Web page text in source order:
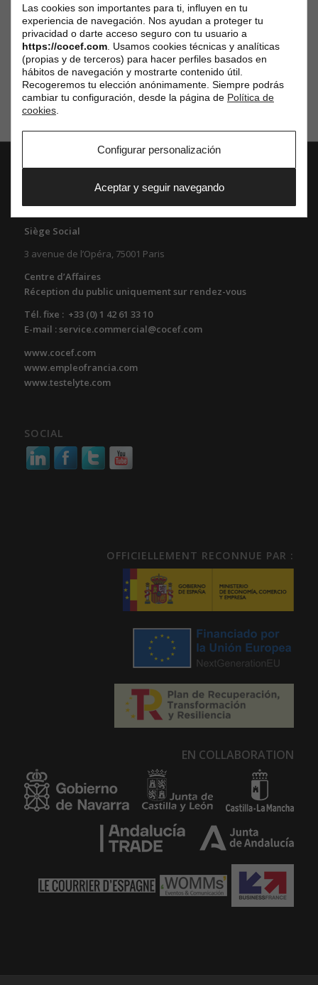
Chambre Officielle de Commerce d’Espagne en France
Siège Social
3 avenue de l’Opéra, 75001 Paris
Centre d’Affaires
Réception du public uniquement sur rendez-vous
Tél. fixe : +33 (0) 1 42 61 33 10
E-mail : service.commercial@cocef.com
www.cocef.com
www.empleofrancia.com
www.testelyte.com
SOCIAL
OFFICIELLEMENT RECONNUE PAR :
EN COLLABORATION
Las cookies son importantes para ti, influyen en tu
experiencia de navegación. Nos ayudan a proteger tu
privacidad o darte acceso seguro con tu usuario a
https://cocef.com . Usamos cookies técnicas y analíticas
(propias y de terceros) para hacer perfiles basados en
hábitos de navegación y mostrarte contenido útil.
Recogeremos tu elección anónimamente. Siempre podrás
cambiar tu configuración, desde la página de Política de
cookies
Configurar personalización
Aceptar y seguir navegando